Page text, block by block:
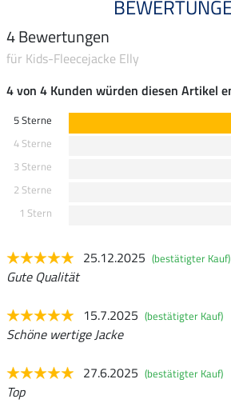
4 Bewertungen
für Kids-Fleecejacke Elly
4 von 4 Kunden würden diesen Artikel
5 Sterne
4 Sterne
3 Sterne
2 Sterne
1 Stern
25.12.2025 (bestätigter Kauf)
Gute Qualität
15.7.2025 (bestätigter Kauf)
Schöne wertige Jacke
27.6.2025 (bestätigter Kauf)
Top